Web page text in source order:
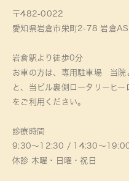
〒482-0022
愛知県岩倉市栄町2-78 岩倉
岩倉駅より徒歩0分
お車の方は、専用駐車場 当
と、当ビル裏側ロータリーヒ
をご利用ください。
診療時間
9:30～12:30 / 14:30～
休診 木曜・日曜・祝日